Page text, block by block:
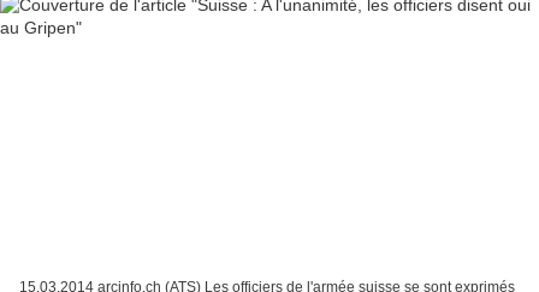
15.03.2014 arcinfo.ch (ATS) Les officiers de l'armée suisse se sont exprimés